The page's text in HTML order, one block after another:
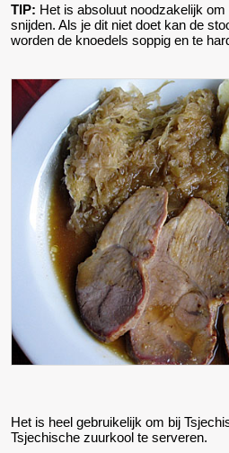
TIP: Het is absoluut noodzakelijk
snijden. Als je dit niet doet kan de
worden de knoedels soppig en te
Het is heel gebruikelijk om bij
Tsjechische zuurkool te serveren.